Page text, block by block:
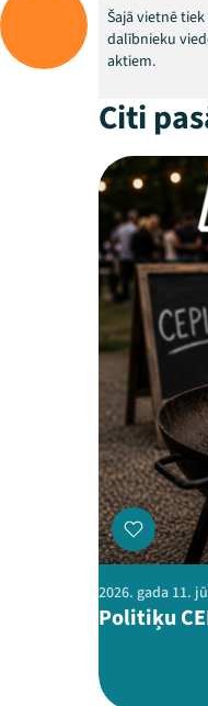
Šajā vietnē
dalībnieku
aktiem.
Citi
2026. gada 11.
Politiķu